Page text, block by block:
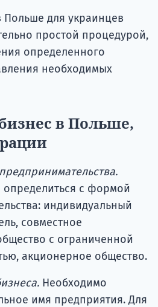
Польше для украинцев
простой процедурой,
определенного
необходимых
в Польше,
с формой
индивидуальный
совместное
с ограниченной
акционерное общество.
Необходимо
имя предприятия. Для